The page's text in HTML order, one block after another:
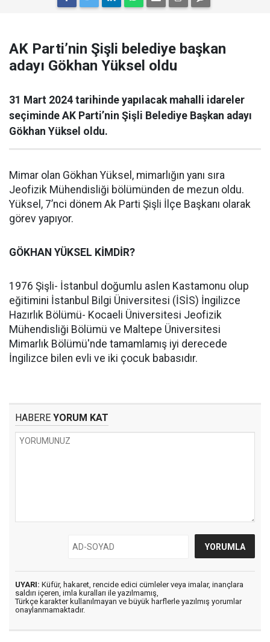
AK Parti’nin Şişli belediye başkan
adayı Gökhan Yüksel oldu
31 Mart 2024 tarihinde yapılacak mahalli idareler
seçiminde AK Parti’nin Şişli Belediye Başkan adayı
Gökhan Yüksel oldu.
Mimar olan Gökhan Yüksel, mimarlığın yanı sıra
Jeofizik Mühendisliği bölümünden de mezun oldu.
Yüksel, 7’nci dönem Ak Parti Şişli İlçe Başkanı olarak
görev yapıyor.
GÖKHAN YÜKSEL KİMDİR?
1976 Şişli- İstanbul doğumlu aslen Kastamonu olup
eğitimini İstanbul Bilgi Üniversitesi (İSİS) İngilizce
Hazırlık Bölümü- Kocaeli Üniversitesi Jeofizik
Mühendisliği Bölümü ve Maltepe Üniversitesi
Mimarlık Bölümü'nde tamamlamış iyi derecede
İngilizce bilen evli ve iki çocuk babasıdır.
HABERE YORUM KAT
UYARI: Küfür, hakaret, rencide edici cümleler veya imalar, inançlara
saldırı içeren, imla kuralları ile yazılmamış,
Türkçe karakter kullanılmayan ve büyük harflerle yazılmış yorumlar
onaylanmamaktadır.